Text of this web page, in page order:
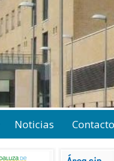
Noticias Contacto